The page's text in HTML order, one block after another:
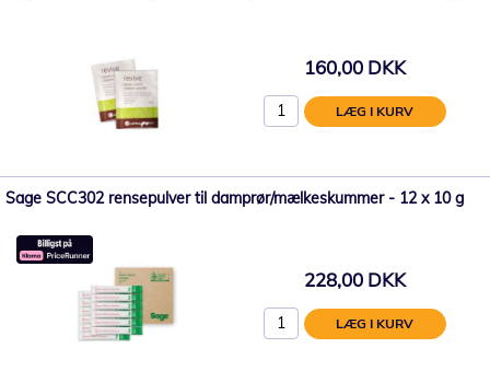
160,00 DKK
LÆG I KURV
Sage SCC302 rensepulver til damprør/mælkeskummer - 12 x 10 g
228,00 DKK
LÆG I KURV